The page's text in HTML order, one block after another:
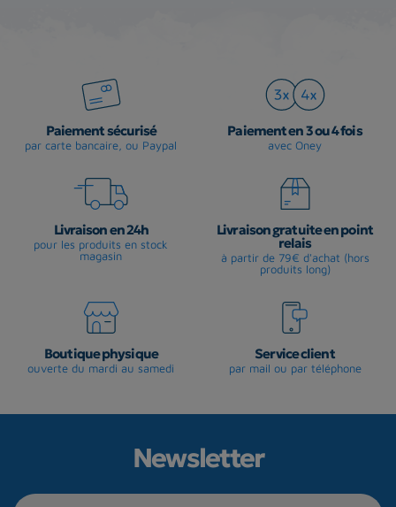
Paiement sécurisé
par carte bancaire, ou Paypal
Paiement en 3 ou 4 fois
avec Oney
Livraison en 24h
pour les produits en stock
magasin
Livraison gratuite en point
relais
à partir de 79€ d'achat (hors
produits long)
Boutique physique
ouverte du mardi au samedi
Service client
par mail ou par téléphone
Newsletter